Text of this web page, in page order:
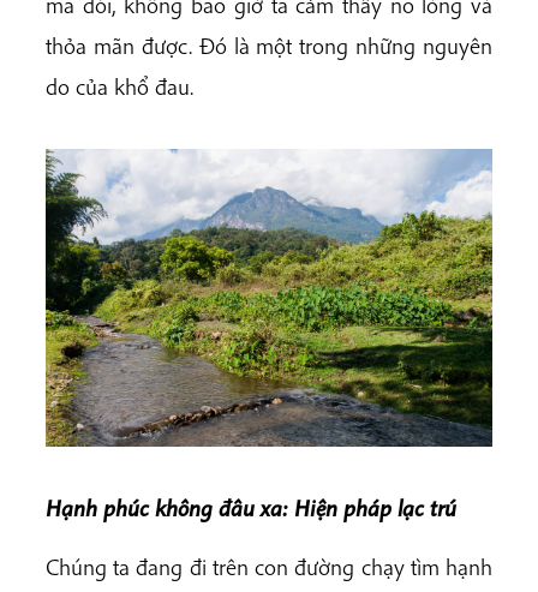
thỏa mãn được. Đó là một trong những nguyên
do của khổ đau.
Hạnh phúc không đâu xa: Hiện pháp lạc trú
Chúng ta đang đi trên con đường chạy tìm hạnh